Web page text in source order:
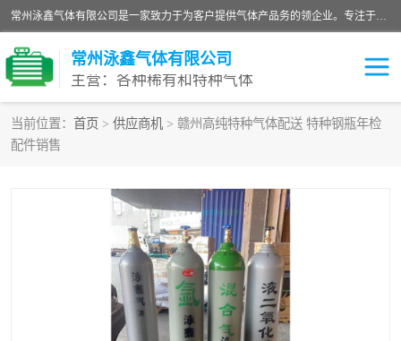
常州泳鑫气体有限公司是一家致力于为客户提供气体产品务的领企业。专注于环氧乙烷剂、环氧乙烷、高纯气体以及稀有和特种气体的研发、生产、销售和配送，产品广泛应用于医疗、电子、科研、化工、食品等多个领域。主要产品有：环氧乙烷灭菌剂，环氧乙烷，高纯氩，氮，氪，氙，氖，氘，笑，氦，氢，氧等各种稀有和特种气体。
常州泳鑫气体有限公司
主营：各种稀有和特种气体
当前位置： 首页 > 供应商机 > 赣州高纯特种气体配送 特种钢瓶年检
配件销售
高纯氦气
环氧乙烷灭菌剂 高纯氩气